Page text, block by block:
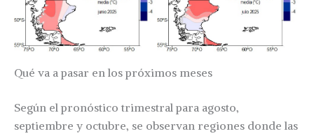
Qué va a pasar en los próximos meses
Según el pronóstico trimestral para agosto,
septiembre y octubre, se observan regiones donde las